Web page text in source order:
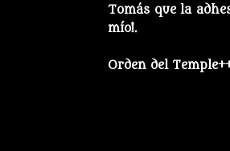
Tomás que la
mío!.
Orden del